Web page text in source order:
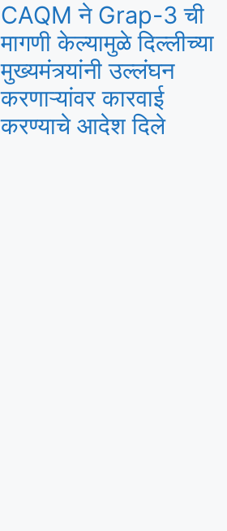
CAQM ने Grap-3 ची
मागणी केल्यामुळे दिल्लीच्या
मुख्यमंत्र्यांनी उल्लंघन
करणाऱ्यांवर कारवाई
करण्याचे आदेश दिले